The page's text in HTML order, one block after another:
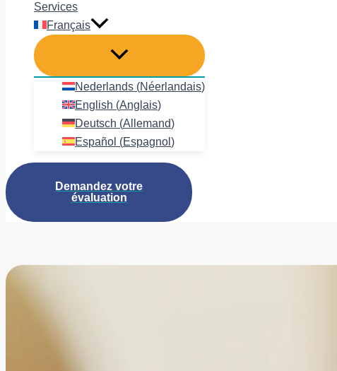
Services
Français
Nederlands (Néerlandais)
English (Anglais)
Deutsch (Allemand)
Español (Espagnol )
Demandez votre
évaluation